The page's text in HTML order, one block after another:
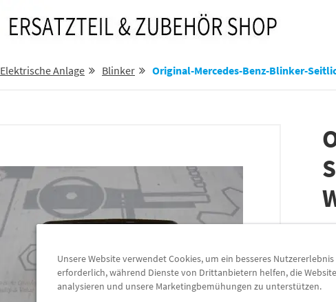
Elektrische Anlage Blinker Original-Mercedes-Benz-Blinker-Seitlich-G-Modell-
Unsere Website verwendet Cookies, um ein besseres
erforderlich, während Dienste von Drittanbietern helfen, die
analysieren und unsere Marketingbemühungen zu unterstützen.